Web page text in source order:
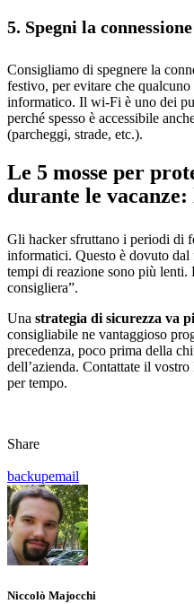
5. Spegni la
Consigliamo di spegnere la
festivo, per evitare che
informatico. Il wi-Fi è uno dei
perché spesso è accessibile
(parcheggi, strade, etc.).
Le 5 mosse per
durante le vacanze:
Gli hacker sfruttano i periodi di
informatici. Questo è dovuto dal
tempi di reazione sono più lenti.
consigliera”.
Una strategia di sicurezza va
consigliabile ne vantaggioso
precedenza, poco prima della
dell’azienda. Contattate il
per tempo.
Share
backupemail
Niccolò Majocchi